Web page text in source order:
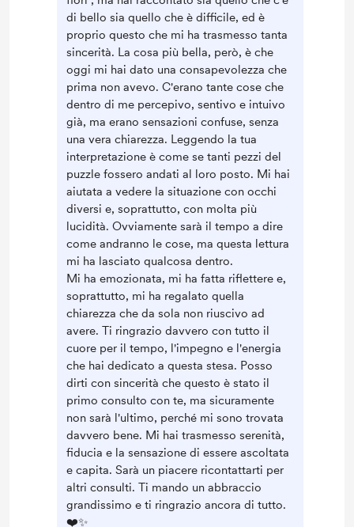
di bello sia quello che è difficile, ed è
proprio questo che mi ha trasmesso tanta
sincerità. La cosa più bella, però, è che
oggi mi hai dato una consapevolezza che
prima non avevo. C'erano tante cose che
dentro di me percepivo, sentivo e intuivo
già, ma erano sensazioni confuse, senza
una vera chiarezza. Leggendo la tua
interpretazione è come se tanti pezzi del
puzzle fossero andati al loro posto. Mi hai
aiutata a vedere la situazione con occhi
diversi e, soprattutto, con molta più
lucidità. Ovviamente sarà il tempo a dire
come andranno le cose, ma questa lettura
mi ha lasciato qualcosa dentro.
Mi ha emozionata, mi ha fatta riflettere e,
soprattutto, mi ha regalato quella
chiarezza che da sola non riuscivo ad
avere. Ti ringrazio davvero con tutto il
cuore per il tempo, l'impegno e l'energia
che hai dedicato a questa stesa. Posso
dirti con sincerità che questo è stato il
primo consulto con te, ma sicuramente
non sarà l'ultimo, perché mi sono trovata
davvero bene. Mi hai trasmesso serenità,
fiducia e la sensazione di essere ascoltata
e capita. Sarà un piacere ricontattarti per
altri consulti. Ti mando un abbraccio
grandissimo e ti ringrazio ancora di tutto.
❤️✨